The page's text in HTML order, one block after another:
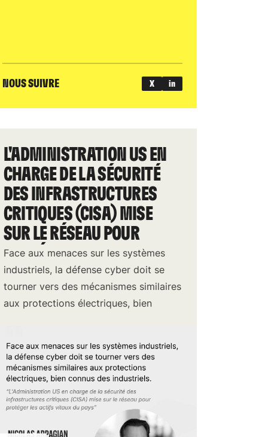
NOUS SUIVRE X in
L'ADMINISTRATION US EN
CHARGE DE LA SÉCURITÉ
DES INFRASTRUCTURES
CRITIQUES (CISA) MISE
SUR LE RÉSEAU POUR
PROTÉGER LES ACTIFS
VITAUX DU PAYS
Face aux menaces sur les systèmes
industriels, la défense cyber doit se
tourner vers des mécanismes similaires
aux protections électriques, bien